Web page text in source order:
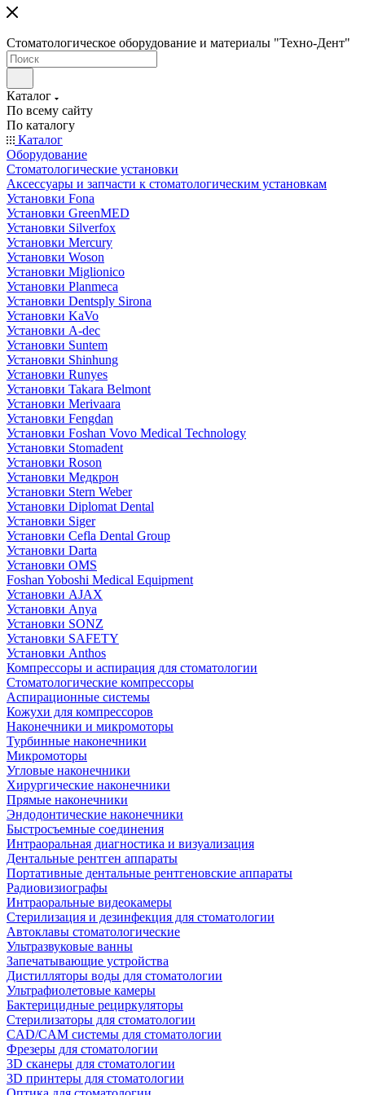
Стоматологическое оборудование и материалы "Техно-Дент"
Каталог
По всему сайту
По каталогу
Каталог
Оборудование
Стоматологические установки
Аксессуары и запчасти к стоматологическим установкам
Установки Fona
Установки GreenMED
Установки Silverfox
Установки Mercury
Установки Woson
Установки Miglionico
Установки Planmeca
Установки Dentsply Sirona
Установки KaVo
Установки A-dec
Установки Suntem
Установки Shinhung
Установки Runyes
Установки Takara Belmont
Установки Merivaara
Установки Fengdan
Установки Foshan Vovo Medical Technology
Установки Stomadent
Установки Roson
Установки Медкрон
Установки Stern Weber
Установки Diplomat Dental
Установки Siger
Установки Cefla Dental Group
Установки Darta
Установки OMS
Foshan Yoboshi Medical Equipment
Установки AJAX
Установки Anya
Установки SONZ
Установки SAFETY
Установки Anthos
Компрессоры и аспирация для стоматологии
Стоматологические компрессоры
Аспирационные системы
Кожухи для компрессоров
Наконечники и микромоторы
Турбинные наконечники
Микромоторы
Угловые наконечники
Хирургические наконечники
Прямые наконечники
Эндодонтические наконечники
Быстросъемные соединения
Интраоральная диагностика и визуализация
Дентальные рентген аппараты
Портативные дентальные рентгеновские аппараты
Радиовизиографы
Интраоральные видеокамеры
Стерилизация и дезинфекция для стоматологии
Автоклавы стоматологические
Ультразвуковые ванны
Запечатывающие устройства
Дистилляторы воды для стоматологии
Ультрафиолетовые камеры
Бактерицидные рециркуляторы
Стерилизаторы для стоматологии
CAD/CAM системы для стоматологии
Фрезеры для стоматологии
3D cканеры для стоматологии
3D принтеры для стоматологии